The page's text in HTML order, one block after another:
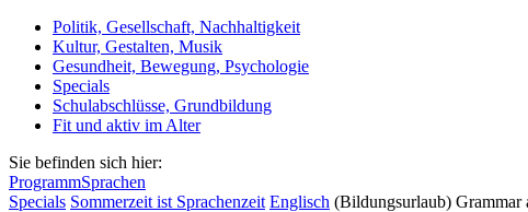
Politik, Gesellschaft, Nachhaltigkeit
Kultur, Gestalten, Musik
Gesundheit, Bewegung, Psychologie
Specials
Schulabschlüsse, Grundbildung
Fit und aktiv im Alter
Sie befinden sich hier:
ProgrammSprachen
Specials Sommerzeit ist Sprachenzeit Englisch (Bildungsurlaub) Grammar